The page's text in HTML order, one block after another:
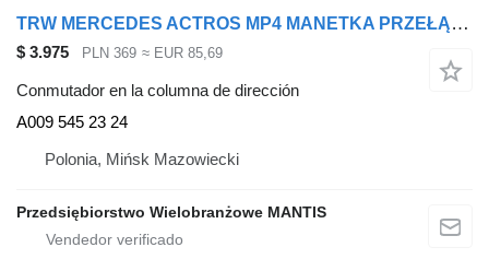
TRW MERCEDES ACTROS MP4 MANETKA PRZEŁĄCZNIK BIEGÓW ORI A009 545 23 24 conmutador en la columna de dirección para cabeza tractora
$ 3.975 PLN 369 ≈ EUR 85,69
Conmutador en la columna de dirección
A009 545 23 24
Polonia, Mińsk Mazowiecki
Przedsiębiorstwo Wielobranżowe MANTIS